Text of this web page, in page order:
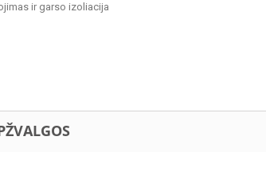
ir garso izoliacija